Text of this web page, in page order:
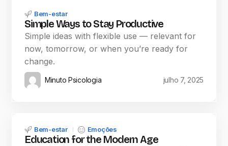
Bem-estar
Simple Ways to Stay Productive
Simple ideas with flexible use — relevant for
now, tomorrow, or when you’re ready for
change.
Minuto Psicologia julho 7, 2025
Bem-estar Emoções
Education for the Modern Age